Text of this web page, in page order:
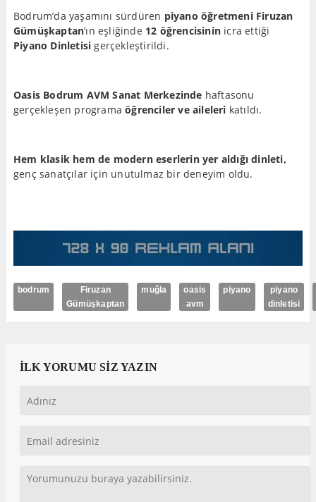
Bodrum’da yaşamını sürdüren piyano öğretmeni Firuzan
Gümüşkaptan’ın eşliğinde 12 öğrencisinin icra ettiği
Piyano Dinletisi gerçekleştirildi.
Oasis Bodrum AVM Sanat Merkezinde haftasonu
gerçekleşen programaöğrenciler ve aileleri katıldı.
Hem klasik hem de modern eserlerin yer aldığı dinleti,
genç sanatçılar için unutulmaz bir deneyim oldu.
bodrum
Firuzan
Gümüşkaptan
muğla
oasis
avm
piyano
piyano
dinletisi
İLK YORUMU SİZ YAZIN